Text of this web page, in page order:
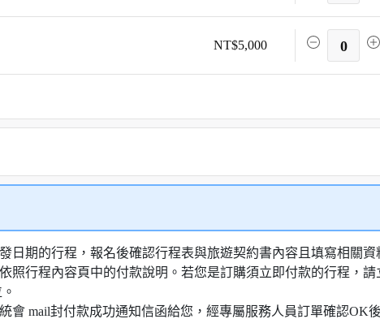
NT$5,000 0
日期的行程，報名後確認行程表與旅遊契約書內容且填寫相關
照行程內容頁中的付款說明。若您是訂購須立即付款的行程，
會 mail封付款成功通知信函給您，經專屬服務人員訂單確認